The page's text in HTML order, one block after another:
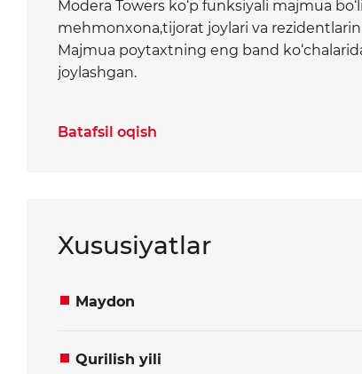
Modera Towers ko‘p funksiyali majmua
mehmonxona,tijorat joylari va
Majmua poytaxtning eng band
joylashgan.
bu yerda mehmonlarni kutib olish uchun
ostidagi kirish va chiqish imkonini beradi,
Batafsil oqish
Xususiyatlar
Maydon
Qurilish yili